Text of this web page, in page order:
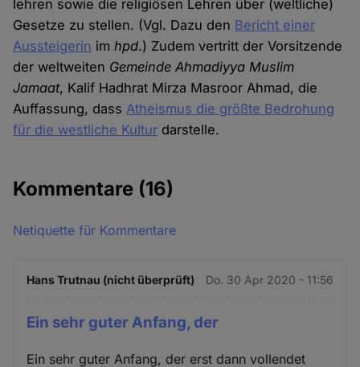
lehren sowie die religiösen Lehren über (weltliche)
Gesetze zu stellen. (Vgl. Dazu den Bericht einer
Aussteigerin imhpd.) Zudem vertritt der Vorsitzende
der weltweiten Gemeinde Ahmadiyya Muslim
Jamaat, Kalif Hadhrat Mirza Masroor Ahmad, die
Auffassung, dassAtheismus die größte Bedrohung
für die westliche Kultur darstelle.
Kommentare (16)
Netiquette für Kommentare
Hans Trutnau (nicht überprüft) Do. 30 Apr 2020 - 11:56
Ein sehr guter Anfang, der
Ein sehr guter Anfang, der erst dann vollendet